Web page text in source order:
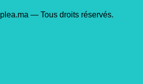
— Tous droits réservés.